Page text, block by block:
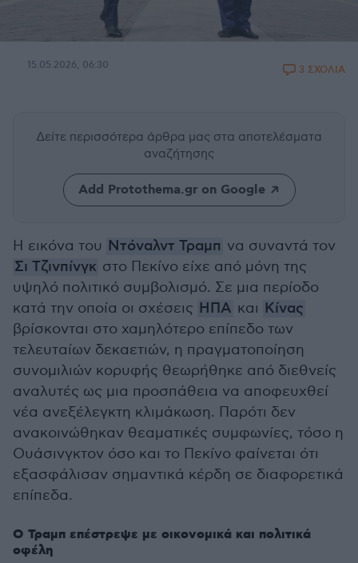
15.05.2026, 06:30 3 ΣΧΟΛΙΑ
Δείτε περισσότερα άρθρα μας στα αποτελέσματα
αναζήτησης
Add Protothema.gr on Google
Η εικόνα του Ντόναλντ Τραμπ να συναντά τον
Σι Τζινπίνγκ στο Πεκίνο είχε από μόνη της
υψηλό πολιτικό συμβολισμό. Σε μια περίοδο
κατά την οποία οι σχέσεις ΗΠΑ και Κίνας
βρίσκονται στο χαμηλότερο επίπεδο των
τελευταίων δεκαετιών, η πραγματοποίηση
συνομιλιών κορυφής θεωρήθηκε από διεθνείς
αναλυτές ως μια προσπάθεια να αποφευχθεί
νέα ανεξέλεγκτη κλιμάκωση. Παρότι δεν
ανακοινώθηκαν θεαματικές συμφωνίες, τόσο η
Ουάσινγκτον όσο και το Πεκίνο φαίνεται ότι
εξασφάλισαν σημαντικά κέρδη σε διαφορετικά
επίπεδα.
Ο Τραμπ επέστρεψε με οικονομικά και πολιτικά
οφέλη